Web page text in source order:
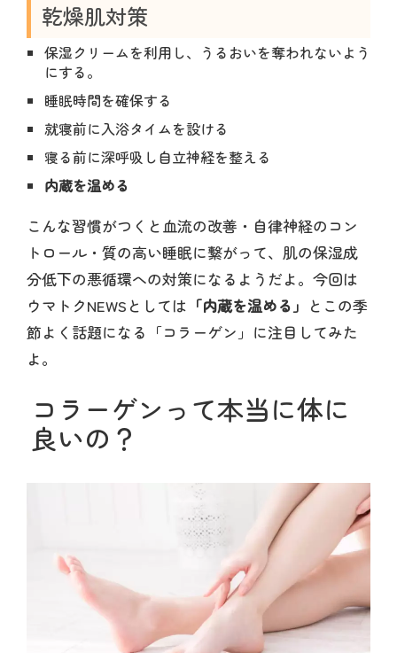
乾燥肌対策
保湿クリームを利用し、うるおいを奪われないよう
にする。
睡眠時間を確保する
就寝前に入浴タイムを設ける
寝る前に深呼吸し自立神経を整える
内蔵を温める
こんな習慣がつくと血流の改善・自律神経のコン
トロール・質の高い睡眠に繋がって、肌の保湿成
分低下の悪循環への対策になるようだよ。今回は
ウマトクNEWSとしては 「内蔵を温める」 とこの季
節よく話題になる「コラーゲン」に注目してみた
よ。
コラーゲンって本当に体に
良いの？